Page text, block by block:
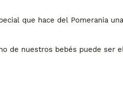
que hace del Pomerania
de nuestros bebés puede ser